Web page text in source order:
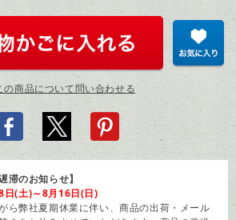
の商品について問い合わせる
滞のお知らせ】
日(土)～8月16日(日)
ら弊社夏期休業に伴い、商品の出荷・メール